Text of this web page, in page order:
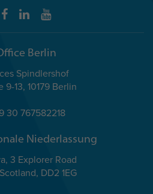
Berlin
Spindlershof
9-13, 10179 Berlin
30 767582218
Niederlassung
3 Explorer Road
DD2 1EG